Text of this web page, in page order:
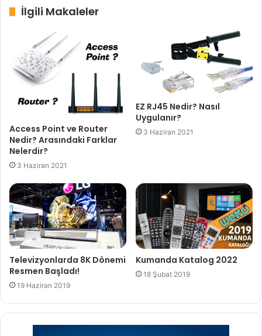
İlgili Makaleler
Access Point ve Router
Nedir? Arasındaki Farklar
Nelerdir?
3 Haziran 2021
EZ RJ45 Nedir? Nasıl
Uygulanır?
3 Haziran 2021
Televizyonlarda 8K Dönemi
Resmen Başladı!
19 Haziran 2019
Kumanda Katalog 2022
18 Şubat 2019